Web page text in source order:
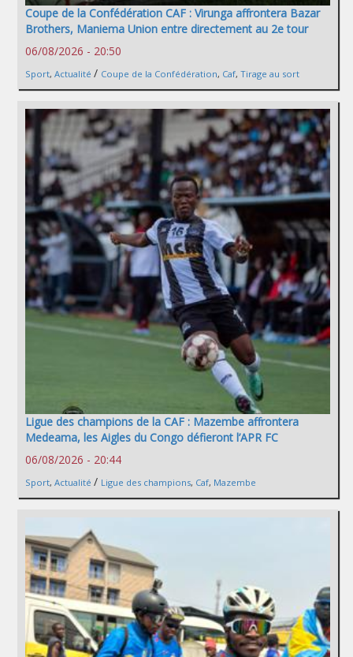
Coupe de la Confédération CAF : Virunga affrontera Bazar
Brothers, Maniema Union entre directement au 2e tour
06/08/2026 - 20:50
Sport, Actualité / Coupe de la Confédération, Caf, Tirage au sort
Ligue des champions de la CAF : Mazembe affrontera
Medeama, les Aigles du Congo défieront l’APR FC
06/08/2026 - 20:44
Sport, Actualité / Ligue des champions, Caf, Mazembe